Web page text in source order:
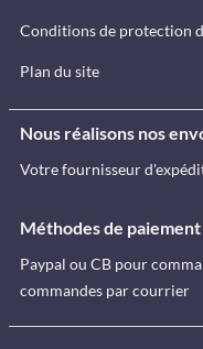
Conditions de protection
Plan du site
Nous réalisons nos
Votre fournisseur
Méthodes de paiement
Paypal ou CB pour
commandes par courrier